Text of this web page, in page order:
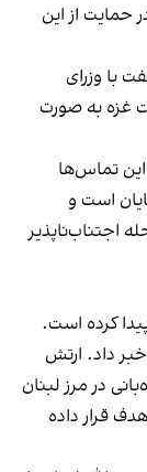
حمایت از این
با وزرای
غزه به صورت
تماس‌ها
است و
اجتناب‌ناپذیر
کرده است.
داد. ارتش
در مرز لبنان
قرار داده